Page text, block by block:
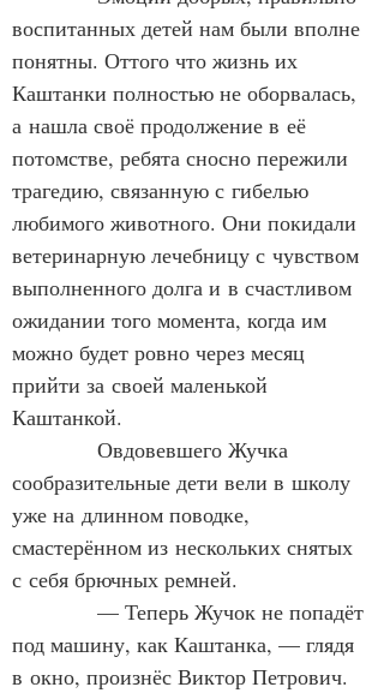
воспитанных детей нам были вполне
понятны. Оттого что жизнь их
Каштанки полностью не оборвалась,
а нашла своё продолжение в её
потомстве, ребята сносно пережили
трагедию, связанную с гибелью
любимого животного. Они покидали
ветеринарную лечебницу с чувством
выполненного долга и в счастливом
ожидании того момента, когда им
можно будет ровно через месяц
прийти за своей маленькой
Каштанкой.
Овдовевшего Жучка
сообразительные дети вели в школу
уже на длинном поводке,
смастерённом из нескольких снятых
с себя брючных ремней.
— Теперь Жучок не попадёт
под машину, как Каштанка, — глядя
в окно, произнёс Виктор Петрович.